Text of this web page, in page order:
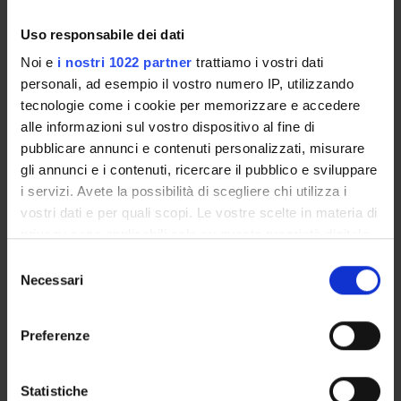
Uso responsabile dei dati
Noi e i nostri 1022 partner trattiamo i vostri dati
personali, ad esempio il vostro numero IP, utilizzando
tecnologie come i cookie per memorizzare e accedere
alle informazioni sul vostro dispositivo al fine di
pubblicare annunci e contenuti personalizzati, misurare
gli annunci e i contenuti, ricercare il pubblico e sviluppare
i servizi. Avete la possibilità di scegliere chi utilizza i
vostri dati e per quali scopi. Le vostre scelte in materia di
modificare o revocare il proprio consenso in qualsiasi
momento dalla Dichiarazione sui cookie o facendo clic
raccogliere informazioni sulla tua posizione
delNecessari
Preferenze
Statistiche
Anna Bertaso
Technical-administrative staff
Federica Bortolotti
Full Professor
Rossella Gottardo
Associate Professor
Eloisa Liotta
Jennifer Pascali
Franco Tagliaro